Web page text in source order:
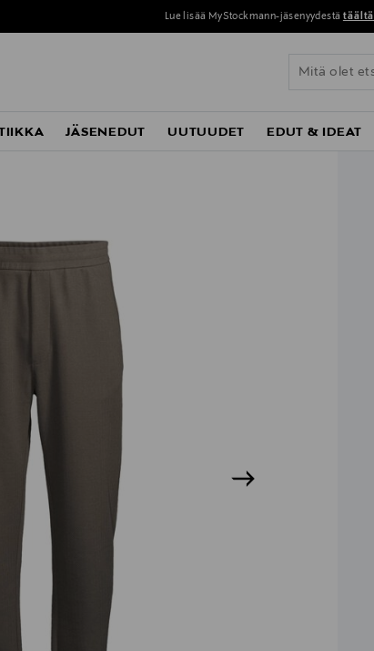
Lue lisää MyStockmann-jäsenyydestä täältä
JÄSENEDUT UUTUUDET EDUT & IDEAT